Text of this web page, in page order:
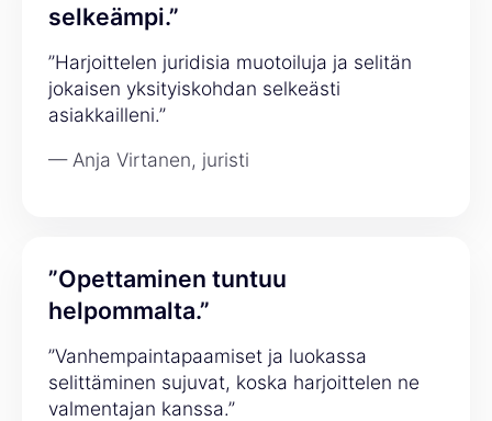
selkeämpi.”
”Harjoittelen juridisia muotoiluja ja selitän
jokaisen yksityiskohdan selkeästi
asiakkailleni.”
— Anja Virtanen, juristi
”Opettaminen tuntuu
helpommalta.”
”Vanhempaintapaamiset ja luokassa
selittäminen sujuvat, koska harjoittelen ne
valmentajan kanssa.”